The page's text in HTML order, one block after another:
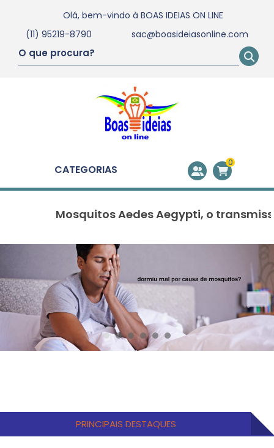
Olá, bem-vindo à BOAS IDEIAS ON LINE
(11) 95219-8790
sac@boasideiasonline.com
CATEGORIAS 0
Mosquitos Aedes Aegypti, o transmissor da
PRINCIPAIS DESTAQUES